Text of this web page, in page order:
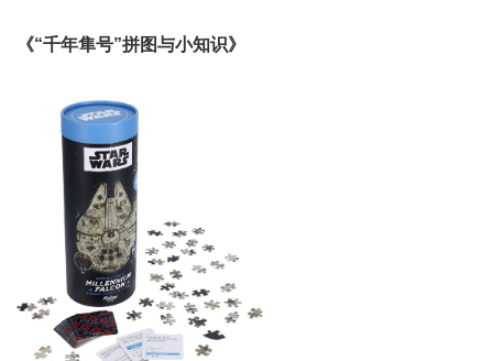
《“千年隼号”拼图与小知识》